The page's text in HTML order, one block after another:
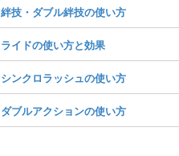
絆技・ダブル絆技の使い方
ライドの使い方と効果
シンクロラッシュの使い方
ダブルアクションの使い方